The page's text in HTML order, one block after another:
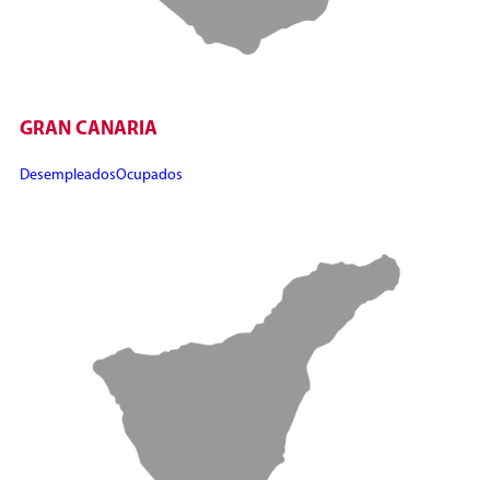
GRAN CANARIA
DesempleadosOcupados